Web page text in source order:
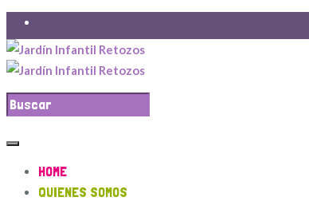
Calle 135C #11-49, Barrio Lisboa - Cedritos Bogotá, Colombia
+57 3108654881 +571 3004597
HOME
QUIENES SOMOS